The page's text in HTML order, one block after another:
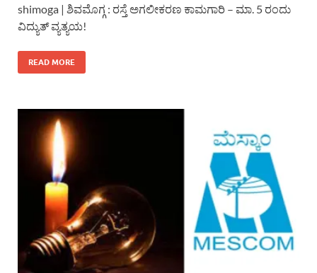
shimoga | ಶಿವಮೊಗ್ಗ : ರಸ್ತೆ ಅಗಲೀಕರಣ ಕಾಮಗಾರಿ – ಮಾ. 5 ರಂದು
ವಿದ್ಯುತ್ ವ್ಯತ್ಯಯ!
READ MORE